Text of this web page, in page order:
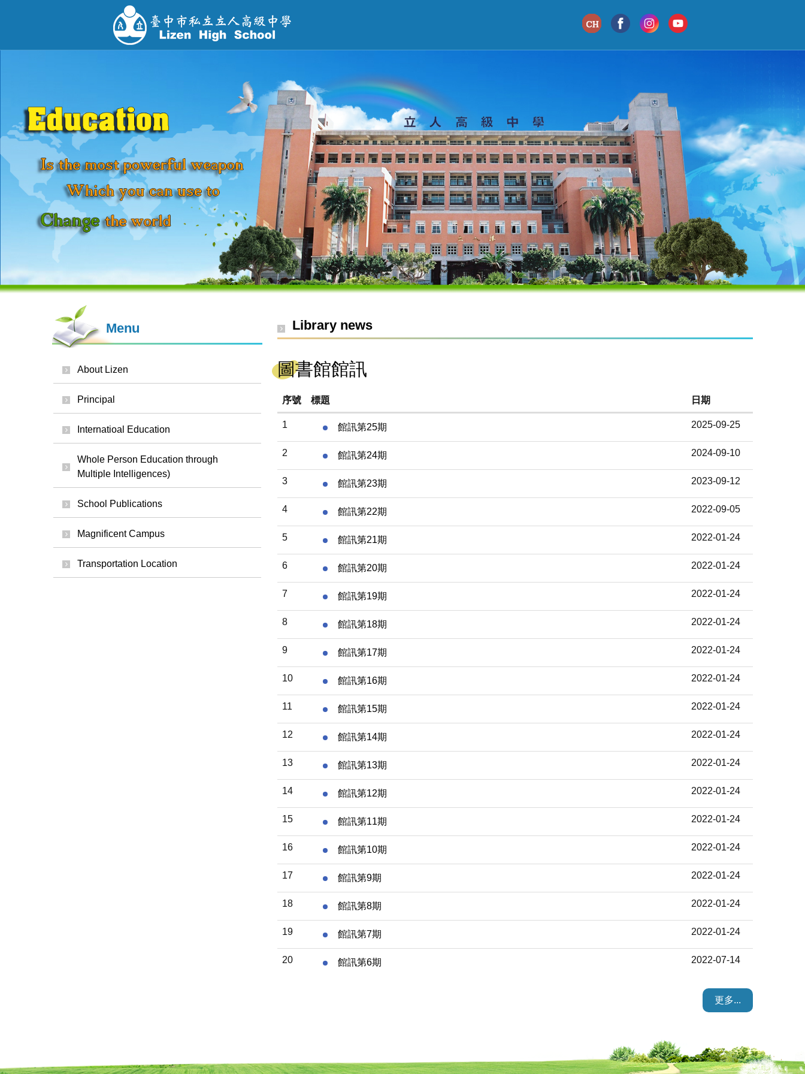
要
Menu
About Lizen
Principal
Internatioal Education
Whole Person Education through
Multiple Intelligences)
School Publications
Magnificent Campus
Transportation Location
Library news
圖書館館訊
序號 標題 日期
1 館訊第25期 2025-09-25
2 館訊第24期 2024-09-10
3 館訊第23期 2023-09-12
4 館訊第22期 2022-09-05
5 館訊第21期 2022-01-24
6 館訊第20期 2022-01-24
7 館訊第19期 2022-01-24
8 館訊第18期 2022-01-24
9 館訊第17期 2022-01-24
10 館訊第16期 2022-01-24
11 館訊第15期 2022-01-24
12 館訊第14期 2022-01-24
13 館訊第13期 2022-01-24
14 館訊第12期 2022-01-24
15 館訊第11期 2022-01-24
16 館訊第10期 2022-01-24
17 館訊第9期 2022-01-24
18 館訊第8期 2022-01-24
19 館訊第7期 2022-01-24
20 館訊第6期 2022-07-14
更多...